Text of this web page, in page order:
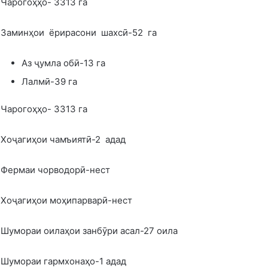
Заминҳои ёрирасони шахсӣ-52 га
Аз ҷумла обӣ-13 га
Лалмӣ-39 га
Чарогоҳҳо- 3313 га
Хоҷагиҳои чамъиятӣ-2 адад
Фермаи чорводорӣ-нест
Хоҷагиҳои моҳипарварӣ-нест
Шумораи оилаҳои занбӯри асал-27 оила
Шумораи гармхонаҳо-1 адад